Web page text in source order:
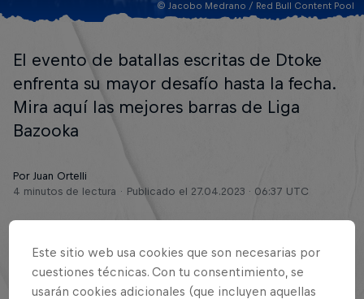
© Jacobo Medrano / Red Bull Content Pool
El evento de batallas escritas de Dtoke
enfrenta su mayor desafío hasta la fecha.
Mira aquí las mejores barras de Liga
Bazooka
Por Juan Ortelli
4 minutos de lectura
Publicado el 27.04.2023 · 06:37 UTC
Esta historia es parte de
Este sitio web usa cookies que son necesarias por
cuestiones técnicas. Con tu consentimiento, se
usarán cookies adicionales (que incluyen aquellas